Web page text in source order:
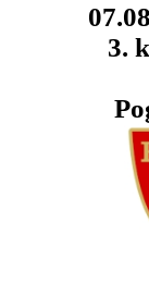
3.